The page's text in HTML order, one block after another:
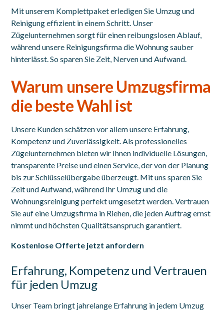
Mit unserem Komplettpaket erledigen Sie Umzug und
Reinigung effizient in einem Schritt. Unser
Zügelunternehmen sorgt für einen reibungslosen Ablauf,
während unsere Reinigungsfirma die Wohnung sauber
hinterlässt. So sparen Sie Zeit, Nerven und Aufwand.
Warum unsere Umzugsfirma
die beste Wahl ist
Unsere Kunden schätzen vor allem unsere Erfahrung,
Kompetenz und Zuverlässigkeit. Als professionelles
Zügelunternehmen bieten wir Ihnen individuelle Lösungen,
transparente Preise und einen Service, der von der Planung
bis zur Schlüsselübergabe überzeugt. Mit uns sparen Sie
Zeit und Aufwand, während Ihr Umzug und die
Wohnungsreinigung perfekt umgesetzt werden. Vertrauen
Sie auf eine Umzugsfirma in Riehen, die jeden Auftrag ernst
nimmt und höchsten Qualitätsanspruch garantiert.
Kostenlose Offerte jetzt anfordern
Erfahrung, Kompetenz und Vertrauen
für jeden Umzug
Unser Team bringt jahrelange Erfahrung in jedem Umzug